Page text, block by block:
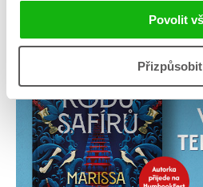
Povolit
Přizpůsobit